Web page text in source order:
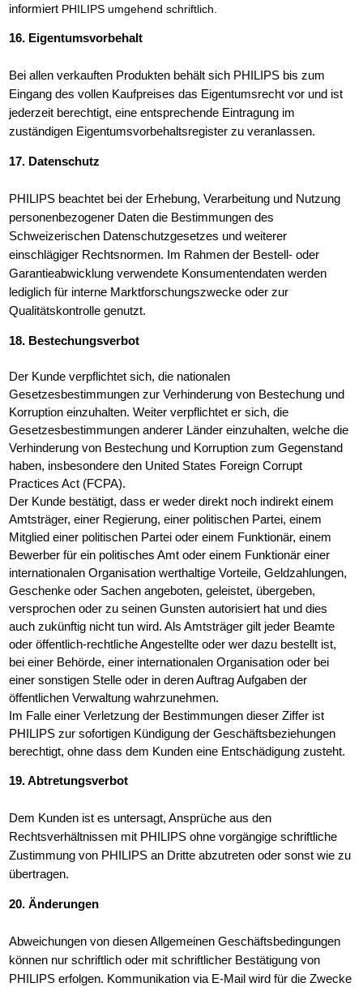
informiert PHILIPS umgehend schriftlich.
16. Eigentumsvorbehalt
Bei allen verkauften Produkten behält sich PHILIPS bis zum
Eingang des vollen Kaufpreises das Eigentumsrecht vor und ist
jederzeit berechtigt, eine entsprechende Eintragung im
zuständigen Eigentumsvorbehaltsregister zu veranlassen.
17. Datenschutz
PHILIPS beachtet bei der Erhebung, Verarbeitung und Nutzung
personenbezogener Daten die Bestimmungen des
Schweizerischen Datenschutzgesetzes und weiterer
einschlägiger Rechtsnormen. Im Rahmen der Bestell- oder
Garantieabwicklung verwendete Konsumentendaten werden
lediglich für interne Marktforschungszwecke oder zur
Qualitätskontrolle genutzt.
18. Bestechungsverbot
Der Kunde verpflichtet sich, die nationalen
Gesetzesbestimmungen zur Verhinderung von Bestechung und
Korruption einzuhalten. Weiter verpflichtet er sich, die
Gesetzesbestimmungen anderer Länder einzuhalten, welche die
Verhinderung von Bestechung und Korruption zum Gegenstand
haben, insbesondere den United States Foreign Corrupt
Practices Act (FCPA).
Der Kunde bestätigt, dass er weder direkt noch indirekt einem
Amtsträger, einer Regierung, einer politischen Partei, einem
Mitglied einer politischen Partei oder einem Funktionär, einem
Bewerber für ein politisches Amt oder einem Funktionär einer
internationalen Organisation werthaltige Vorteile, Geldzahlungen,
Geschenke oder Sachen angeboten, geleistet, übergeben,
versprochen oder zu seinen Gunsten autorisiert hat und dies
auch zukünftig nicht tun wird. Als Amtsträger gilt jeder Beamte
oder öffentlich-rechtliche Angestellte oder wer dazu bestellt ist,
bei einer Behörde, einer internationalen Organisation oder bei
einer sonstigen Stelle oder in deren Auftrag Aufgaben der
öffentlichen Verwaltung wahrzunehmen.
Im Falle einer Verletzung der Bestimmungen dieser Ziffer ist
PHILIPS zur sofortigen Kündigung der Geschäftsbeziehungen
berechtigt, ohne dass dem Kunden eine Entschädigung zusteht.
19. Abtretungsverbot
Dem Kunden ist es untersagt, Ansprüche aus den
Rechtsverhältnissen mit PHILIPS ohne vorgängige schriftliche
Zustimmung von PHILIPS an Dritte abzutreten oder sonst wie zu
übertragen.
20. Änderungen
Abweichungen von diesen Allgemeinen Geschäftsbedingungen
können nur schriftlich oder mit schriftlicher Bestätigung von
PHILIPS erfolgen. Kommunikation via E-Mail wird für die Zwecke